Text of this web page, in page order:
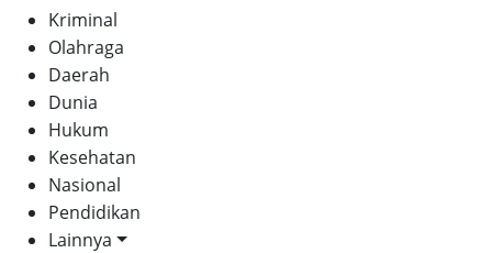
Kriminal
Olahraga
Daerah
Dunia
Hukum
Kesehatan
Nasional
Pendidikan
Lainnya